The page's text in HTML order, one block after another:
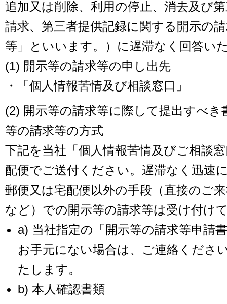
追加又は削除、利用の停止、消去及び
請求、第三者提供記録に関する開示の
等」といいます。）に遅滞なく回答い
(1) 開示等の請求等の申し出先
・「個人情報苦情及び相談窓口」
(2) 開示等の請求等に際して提出すべ
等の請求等の方式
下記を当社「個人情報苦情及びご相談
配便でご送付ください。遅滞なく迅速
郵便又は宅配便以外の手段（直接のご
など）での開示等の請求等は受け付け
a) 当社指定の「開示等の請求等申請
お手元にない場合は、ご連絡くださ
たします。
b) 本人確認書類